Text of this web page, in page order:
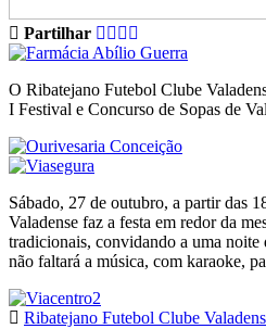
Partilhar
O Ribatejano Futebol Clube
I Festival e Concurso de Sopas de
Sábado, 27 de outubro, a partir das
Valadense faz a festa em redor da
tradicionais, convidando a uma
não faltará a música, com karaoke,
Ribatejano Futebol Clube